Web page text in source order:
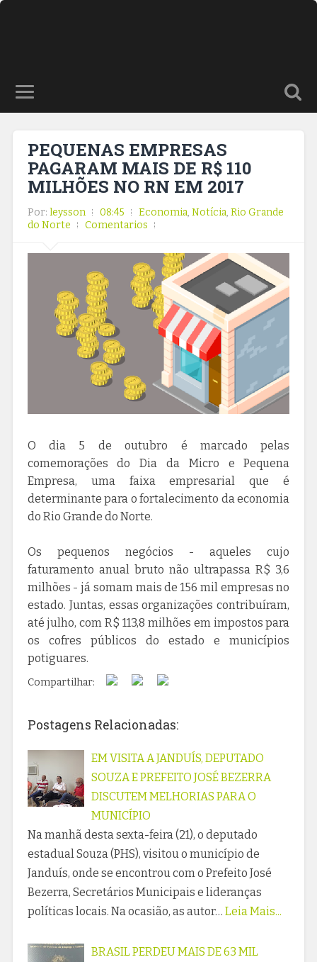
PEQUENAS EMPRESAS
PAGARAM MAIS DE R$ 110
MILHÕES NO RN EM 2017
Por: leysson 08:45 Economia, Notícia, Rio Grande
do Norte
Comentarios
O dia 5 de outubro é marcado pelas
comemorações do Dia da Micro e Pequena
Empresa, uma faixa empresarial que é
determinante para o fortalecimento da economia
do Rio Grande do Norte.
Os pequenos negócios - aqueles cujo
faturamento anual bruto não ultrapassa R$ 3,6
milhões - já somam mais de 156 mil empresas no
estado. Juntas, essas organizações contribuíram,
até julho, com R$ 113,8 milhões em impostos para
os cofres públicos do estado e municípios
potiguares.
Compartilhar:
Postagens Relacionadas:
EM VISITA A JANDUÍS, DEPUTADO
SOUZA E PREFEITO JOSÉ BEZERRA
DISCUTEM MELHORIAS PARA O
MUNICÍPIO
Na manhã desta sexta-feira (21), o deputado
estadual Souza (PHS), visitou o município de
Janduís, onde se encontrou com o Prefeito José
Bezerra, Secretários Municipais e lideranças
políticas locais. Na ocasião, as autor… Leia Mais...
BRASIL PERDEU MAIS DE 63 MIL